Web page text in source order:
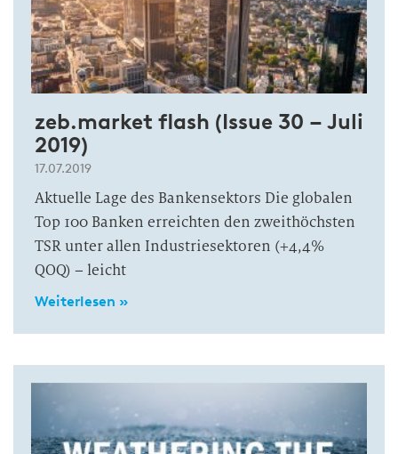
zeb.market flash (Issue 30 – Juli
2019)
17.07.2019
Aktuelle Lage des Bankensektors Die globalen
Top 100 Banken erreichten den zweithöchsten
TSR unter allen Industriesektoren (+4,4%
QOQ) – leicht
Weiterlesen »